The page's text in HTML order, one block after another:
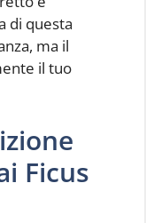
di questa
ma il
il tuo
Ficus